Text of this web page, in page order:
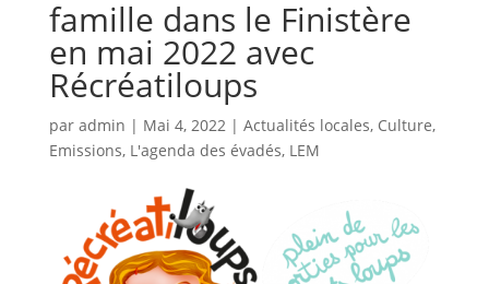
famille dans le Finistère
en mai 2022 avec
Récréatiloups
par admin | Mai 4, 2022| Actualités locales, Culture,
Emissions, L'agenda des évadés, LEM